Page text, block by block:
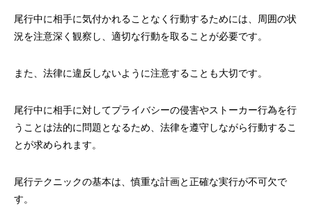
尾行中に相手に気付かれることなく行動するためには、周囲の状
況を注意深く観察し、適切な行動を取ることが必要です。
また、法律に違反しないように注意することも大切です。
尾行中に相手に対してプライバシーの侵害やストーカー行為を行
うことは法的に問題となるため、法律を遵守しながら行動するこ
とが求められます。
尾行テクニックの基本は、慎重な計画と正確な実行が不可欠で
す。